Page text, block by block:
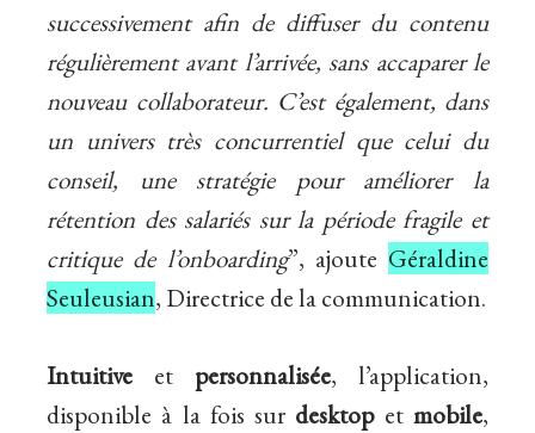
successivement afin de diffuser du contenu
régulièrement avant l’arrivée, sans accaparerle
nouveau collaborateur. C’est également, dans
un univers très concurrentiel que celui du
conseil, une stratégie pour améliorer la
rétention des salariés sur la période fragile et
critique de l’onboarding”, ajoute Géraldine
Seuleusian, Directrice de la communication.
Intuitive et personnalisée, l’application,
disponible à la fois sur desktopetmobile,